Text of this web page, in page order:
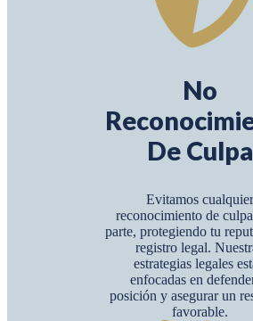
No
De Culpa
Evitamos cualquier
reconocimiento de
parte, protegiendo tu
registro legal.
estrategias legales
enfocadas en
posición y asegurar un
favorable.